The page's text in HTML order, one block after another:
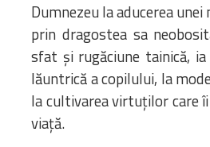
Dumnezeu la aducerea
prin dragostea sa
sfat și rugăciune tainică,
lăuntrică a copilului, la
la cultivarea virtuților care
viață.